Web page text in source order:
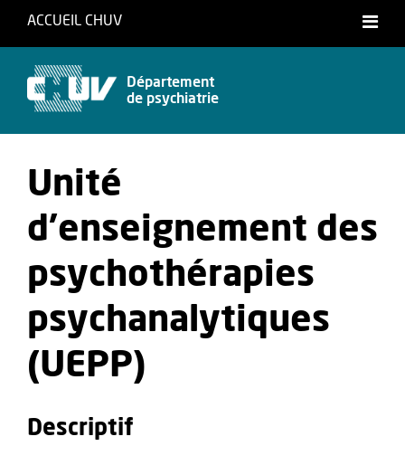
ACCUEIL CHUV
Département
de psychiatrie
Unité
d'enseignement des
psychothérapies
psychanalytiques
(UEPP)
Descriptif